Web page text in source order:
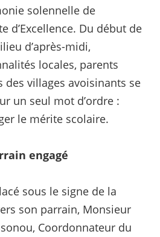
solennelle de
d’Excellence. Du début de
d’après-midi,
locales, parents
des villages avoisinants se
un seul mot d’ordre :
le mérite scolaire.
engagé
sous le signe de la
son parrain, Monsieur
Coordonnateur du